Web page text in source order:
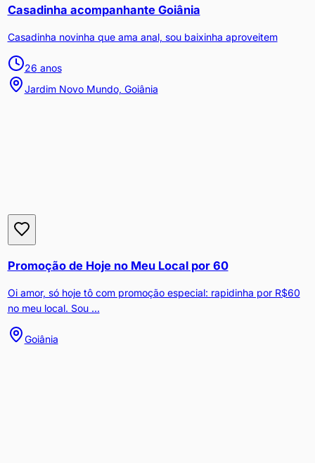
Casadinha acompanhante Goiânia
Casadinha novinha que ama anal, sou baixinha aproveitem
26 anos
Jardim Novo Mundo, Goiânia
Promoção de Hoje no Meu Local por 60
Oi amor, só hoje tô com promoção especial: rapidinha por R$60
no meu local. Sou ...
Goiânia